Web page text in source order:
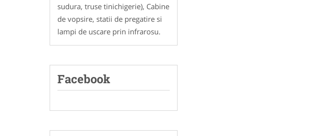
sudura, truse tinichigerie), Cabine
de vopsire, statii de pregatire si
lampi de uscare prin infrarosu.
Facebook